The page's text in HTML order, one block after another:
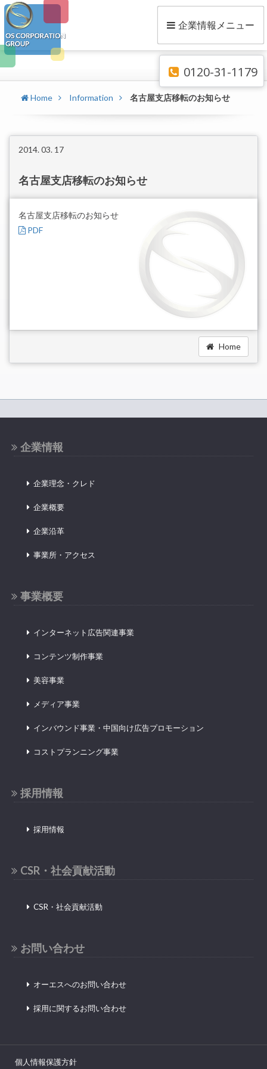
企業情報メニュー
0120-31-1179
Home Information 名古屋支店移転のお知らせ
2014. 03. 17
名古屋支店移転のお知らせ
名古屋支店移転のお知らせ
PDF
Home
企業情報
企業理念・クレド
企業概要
企業沿革
事業所・アクセス
事業概要
インターネット広告関連事業
コンテンツ制作事業
美容事業
メディア事業
インバウンド事業・中国向け広告プロモーション
コストプランニング事業
採用情報
採用情報
CSR・社会貢献活動
CSR・社会貢献活動
お問い合わせ
オーエスへのお問い合わせ
採用に関するお問い合わせ
個人情報保護方針